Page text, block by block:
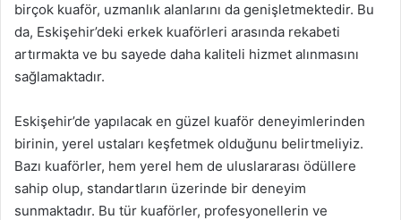
birçok kuaför, uzmanlık alanlarını da genişletmektedir. Bu
da, Eskişehir’deki erkek kuaförleri arasında rekabeti
artırmakta ve bu sayede daha kaliteli hizmet alınmasını
sağlamaktadır.
Eskişehir’de yapılacak en güzel kuaför deneyimlerinden
birinin, yerel ustaları keşfetmek olduğunu belirtmeliyiz.
Bazı kuaförler, hem yerel hem de uluslararası ödüllere
sahip olup, standartların üzerinde bir deneyim
sunmaktadır. Bu tür kuaförler, profesyonellerin ve